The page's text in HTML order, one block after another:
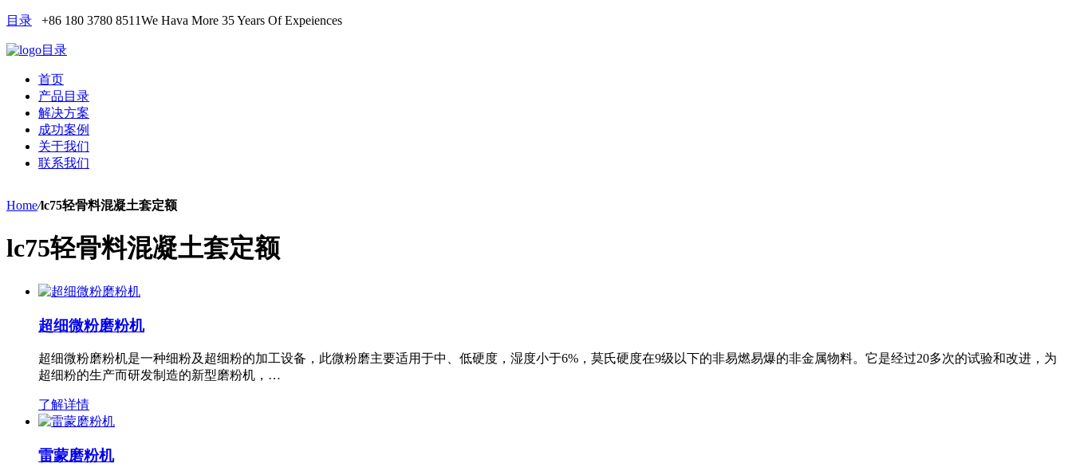
目录 +86 180 3780 8511We Hava More 35 Years Of Expeiences
目录
首页
产品目录
解决方案
成功案例
关于我们
联系我们
Home/lc75轻骨料混凝土套定额
lc75轻骨料混凝土套定额
超细微粉磨粉机
超细微粉磨粉机是一种细粉及超细粉的加工设备，此微粉磨主要适用于中、低硬度，湿度小于6%，莫氏硬度在9级以下的非易燃易爆的非金属物料。它是经过20多次的试验和改进，为
超细粉的生产而研发制造的新型磨粉机，…
了解详情
雷蒙磨粉机